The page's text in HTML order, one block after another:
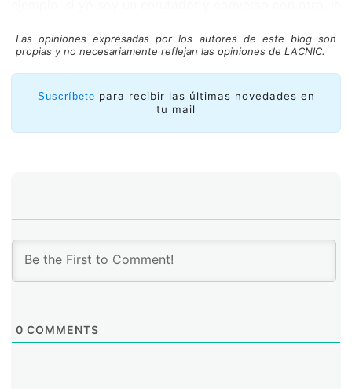
decir“yo soy tu proveedor”. En base a eso todas las
configuraciones (léase filtros) se harán de forma
Estas capacidades entonces se negocian en el mensaje
Las opiniones expresadas por los autores de este blog son
propias y no necesariamente reflejan las opiniones de LACNIC.
Suscríbete para recibir las últimas novedades en
tu mail
0 COMMENTS